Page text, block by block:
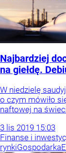
Najbardziej
na giełdę.
W niedzielę
o czym mówiło
naftowej na
3 lis 2019 15:03
Finanse i
rynkiGospodarka